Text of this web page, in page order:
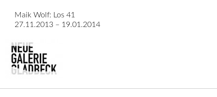
Maik Wolf: Los 41
27.11.2013 – 19.01.2014